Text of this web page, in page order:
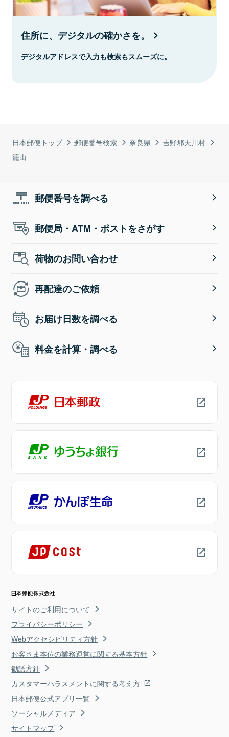
日本郵便トップ 郵便番号検索 奈良県
吉野郡天川村
籠山
住所に、デジタルの確かさを。
デジタルアドレスで入力も検索もスムーズに。
郵便番号を調べる
郵便局・ATM・ポストをさがす
荷物のお問い合わせ
再配達のご依頼
お届け日数を調べる
料金を計算・調べる
サイトのご利用について
プライバシーポリシー
Webアクセシビリティ方針
お客さま本位の業務運営に関する基本方針
勧誘方針
カスタマーハラスメントに関する考え方
日本郵便公式アプリ一覧
ソーシャルメディア
サイトマップ